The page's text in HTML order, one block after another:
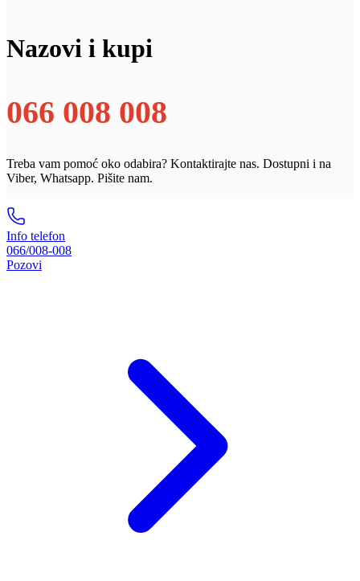
Nazovi i kupi
066 008 008
Treba vam pomoć oko odabira? Kontaktirajte nas. Dostupni i na
Viber, Whatsapp. Pišite nam.
Info telefon
066/008-008
Pozovi